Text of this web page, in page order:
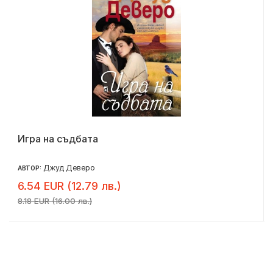
Игра на съдбата
АВТОР: Джуд Деверо
6.54 EUR (12.79 лв.)
8.18 EUR (16.00 лв.)